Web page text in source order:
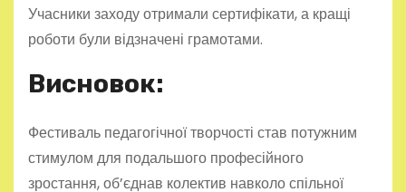
Учасники заходу отримали сертифікати, а кращі
роботи були відзначені грамотами.
Висновок:
Фестиваль педагогічної творчості став потужним
стимулом для подальшого професійного
зростання, об’єднав колектив навколо спільної